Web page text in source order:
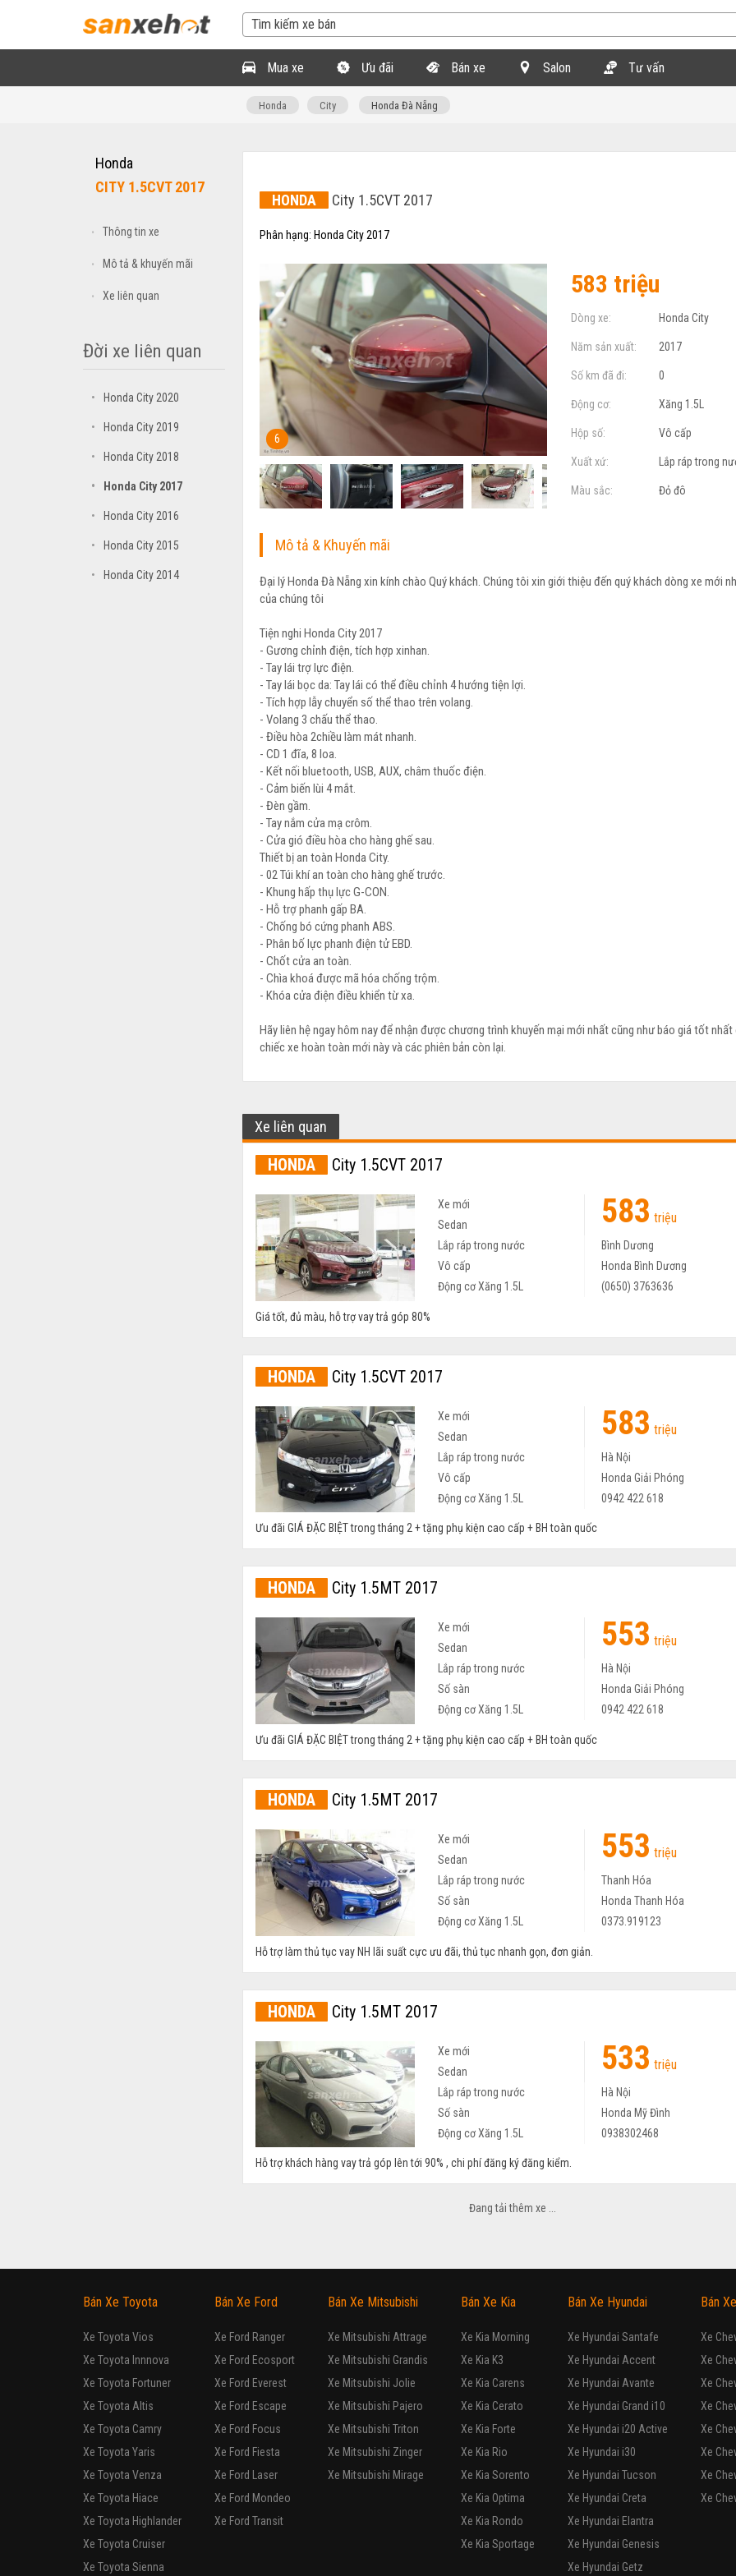
Mua xe Ưu đãi Bán xe Salon Tư vấn
Honda City Honda Đà Nẵng
Honda
CITY 1.5CVT 2017
• Thông tin xe
• Mô tả & khuyến mãi
• Xe liên quan
Đời xe liên quan
• Honda City 2020
• Honda City 2019
• Honda City 2018
• Honda City 2017
• Honda City 2016
• Honda City 2015
• Honda City 2014
HONDA City 1.5CVT 2017
Phân hạng: Honda City 2017
6
583 triệu
Dòng xe: Honda City
Năm sản xuất: 2017
Số km đã đi: 0
Động cơ: Xăng 1.5L
Hộp số: Vô cấp
Xuất xứ: Lắp ráp trong
Màu sắc: Đỏ đô
Mô tả & Khuyến mãi
Đại lý Honda Đà Nẵng xin kính chào Quý khách. Chúng tôi xin giới thiệu đến quý khách dòng xe mới
của chúng tôi
Tiện nghi Honda City 2017
- Gương chỉnh điện, tích hợp xinhan.
- Tay lái trợ lực điện.
- Tay lái bọc da: Tay lái có thể điều chỉnh 4 hướng tiện lợi.
- Tích hợp lẫy chuyển số thể thao trên volang.
- Volang 3 chấu thể thao.
- Điều hòa 2chiều làm mát nhanh.
- CD 1 đĩa, 8 loa.
- Kết nối bluetooth, USB, AUX, châm thuốc điện.
- Cảm biến lùi 4 mắt.
- Đèn gầm.
- Tay nắm cửa mạ crôm.
- Cửa gió điều hòa cho hàng ghế sau.
Thiết bị an toàn Honda City.
- 02 Túi khí an toàn cho hàng ghế trước.
- Khung hấp thụ lực G-CON.
- Hỗ trợ phanh gấp BA.
- Chống bó cứng phanh ABS.
- Phân bố lực phanh điện tử EBD.
- Chốt cửa an toàn.
- Chìa khoá được mã hóa chống trộm.
- Khóa cửa điện điều khiển từ xa.
Hãy liên hệ ngay hôm nay để nhận được chương trình khuyến mại mới nhất cũng như báo giá tốt nhất
chiếc xe hoàn toàn mới này và các phiên bản còn lại.
Xe liên quan
HONDA City 1.5CVT 2017
Xe mới 583 triệu
Sedan
Lắp ráp trong nước
Bình Dương
Vô cấp
Honda Bình Dương
Động cơ Xăng 1.5L
(0650) 3763636
Giá tốt, đủ màu, hỗ trợ vay trả góp 80%
HONDA City 1.5CVT 2017
Xe mới 583 triệu
Sedan
Lắp ráp trong nước
Hà Nội
Vô cấp
Honda Giải Phóng
Động cơ Xăng 1.5L
0942 422 618
Ưu đãi GIÁ ĐẶC BIỆT trong tháng 2 + tặng phụ kiện cao cấp + BH toàn quốc
HONDA City 1.5MT 2017
Xe mới 553 triệu
Sedan
Lắp ráp trong nước
Hà Nội
Số sàn
Honda Giải Phóng
Động cơ Xăng 1.5L
0942 422 618
Ưu đãi GIÁ ĐẶC BIỆT trong tháng 2 + tặng phụ kiện cao cấp + BH toàn quốc
HONDA City 1.5MT 2017
Xe mới 553 triệu
Sedan
Lắp ráp trong nước
Thanh Hóa
Số sàn
Honda Thanh Hóa
Động cơ Xăng 1.5L
0373.919123
Hỗ trợ làm thủ tục vay NH lãi suất cực ưu đãi, thủ tục nhanh gọn, đơn giản.
HONDA City 1.5MT 2017
Xe mới 533 triệu
Sedan
Lắp ráp trong nước
Hà Nội
Số sàn
Honda Mỹ Đình
Động cơ Xăng 1.5L
0938302468
Hỗ trợ khách hàng vay trả góp lên tới 90% , chi phí đăng ký đăng kiểm.
533
Lắp ráp trong nước
Hải Phòng
Động cơ Xăng 1.5L
0936 915 859
ƯU ĐAĨ VÀNG THÁNG 2 + tặng tiền mặt + phụ kiện cao cấp + BH toàn quốc
HONDA City 1.5CVT 2017
Xe mới 583 triệu
Sedan
098 173 8999